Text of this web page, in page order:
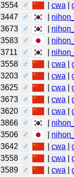
3554 ♂ |cwa |
3447 ♂
3673 ♂
3583 ♂
3711 ♂
3558 ♂ |cwa |
3203 ♂ |cwa |
3625 ♂ |cwa |
3673 ♂ |cwa |
3620 ♂ |cwa |
3866 ♂
3506 ♂
3642 ♂ |cwa |
3558 ♂ |cwa |
3589 ♂ |cwa |